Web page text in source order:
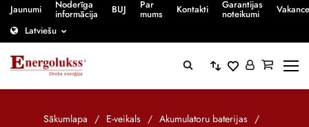
Jaunumi Noderīga
informācija BUJ Par
mums Kontakti Garantijas
noteikumi
Latviešu
Sākumlapa / E-veikals / Akumulatoru baterijas /